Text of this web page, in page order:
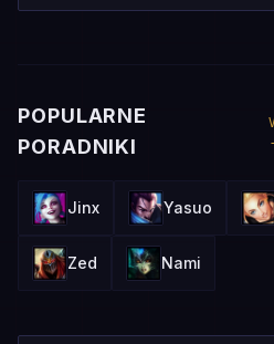
POPULARNE
PORADNIKI
Jinx Yasuo
Zed Nami